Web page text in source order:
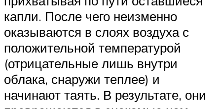
капли. После чего неизменно
оказываются в слоях воздуха с
положительной температурой
(отрицательные лишь внутри
облака, снаружи теплее) и
начинают таять. В результате, они